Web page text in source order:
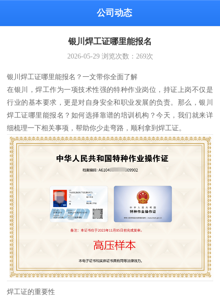
公司动态
银川焊工证哪里能报名
2026-05-29浏览次数： 269次
银川焊工证哪里能报名？一文带你全面了解
在银川，焊工作为一项技术性强的特种作业岗位，持证上岗不仅是
行业的基本要求，更是对自身安全和职业发展的负责。那么，银川
焊工证哪里能报名？如何选择靠谱的培训机构？今天，我们就来详
细梳理一下相关事项，帮助你少走弯路，顺利拿到焊工证。
焊工证的重要性